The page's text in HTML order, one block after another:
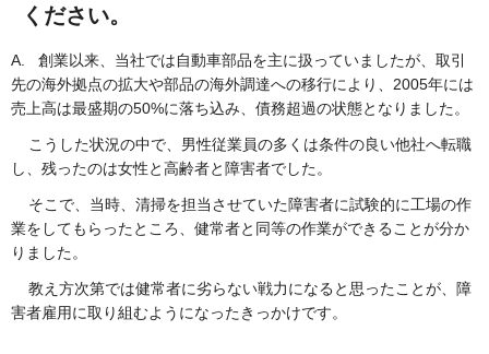
ください。
A. 創業以来、当社では自動車部品を主に扱っていましたが、取引
先の海外拠点の拡大や部品の海外調達への移行により、2005年には
売上高は最盛期の50%に落ち込み、債務超過の状態となりました。
こうした状況の中で、男性従業員の多くは条件の良い他社へ転職
し、残ったのは女性と高齢者と障害者でした。
そこで、当時、清掃を担当させていた障害者に試験的に工場の作
業をしてもらったところ、健常者と同等の作業ができることが分か
りました。
教え方次第では健常者に劣らない戦力になると思ったことが、障
害者雇用に取り組むようになったきっかけです。